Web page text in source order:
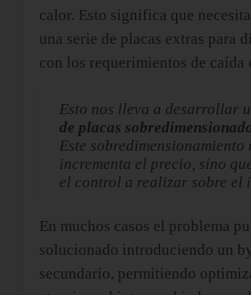
calor. Esto significa que
una serie de placas extras para
con los requerimientos de caída
Esto nos lleva a desarrollar
de placas
Este sobredimensionamiento
incrementa el precio, sino
el control a realizar sobre el
En muchos casos el problema
solucionado introduciendo un
secundario, permitiendo